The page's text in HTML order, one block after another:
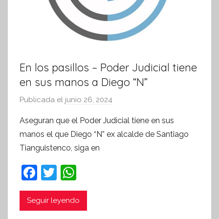
En los pasillos – Poder Judicial tiene
en sus manos a Diego “N”
Publicada el junio 26, 2024
r
S
Aseguran que el Poder Judicial tiene en sus
manos el que Diego “N” ex alcalde de Santiago
Tianguistenco, siga en
F
a
c
T
w
itt
h
at
Seguir leyendo